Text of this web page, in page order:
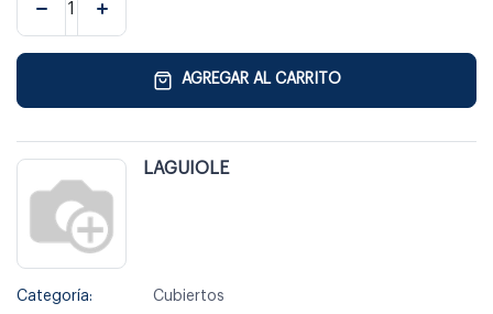
AGREGAR AL CARRITO
LAGUIOLE
Categoría: Cubiertos